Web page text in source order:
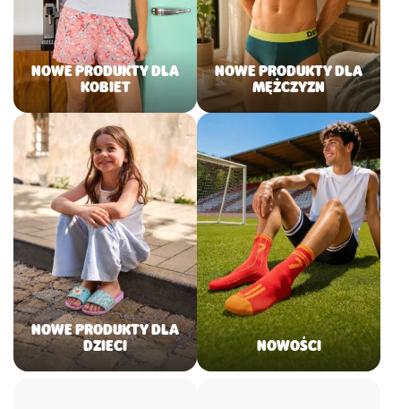
NOWE PRODUKTY DLA
KOBIET
NOWE PRODUKTY DLA
MĘŻCZYZN
NOWE PRODUKTY DLA
DZIECI
NOWOŚCI